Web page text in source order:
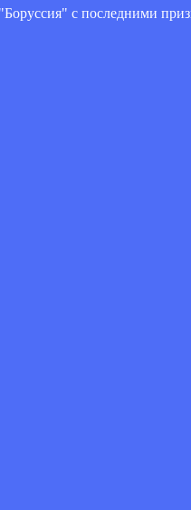
"Боруссия" с последними